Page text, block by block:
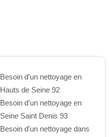
Besoin d'un nettoyage en
Hauts de Seine 92
Besoin d'un nettoyage en
Seine Saint Denis 93
Besoin d'un nettoyage dans